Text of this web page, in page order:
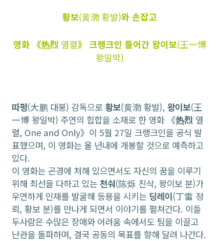
황보(黄渤 황발)와 손잡고
영화 《热烈 열렬》 크랭크인 들어간 왕이보(王一博
왕일박)
따펑(大鹏 대붕) 감독으로황보(黄渤 황발), 왕이보(王
一博 왕일박) 주연의 힙합을 소재로 한 영화 《热烈 열
렬, One and Only》이 5월 27일 크랭크인을 공식 발
표했으며, 이 영화는 올 년내에 개봉할 것으로 예측하고
있다.
이 영화는 곤경에 처해 있으면서도 자신의 꿈을 이루기
위해 최선을 다하고 있는천숴(陈烁 진삭, 왕이보 분)가
우연하게 인재를 발굴해 등용을 시키는 딩레이(丁雷 정
뢰, 황보 분)를 만나게 되면서 이야기를 펼쳐간다. 이들
두사람은 수많은 장애와 어려움 속에서도 팀을 이끌고
난관을 돌파하며, 결국 공동의 목표를 향해 달려 나간다.